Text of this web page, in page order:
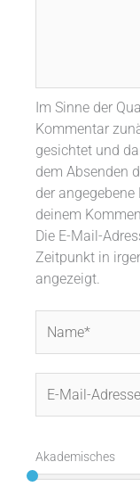
Im Sinne der
Kommentar
gesichtet und
dem Absenden
der
deinem
Die E-Mail-
Zeitpunkt in
angezeigt.
Mail-
Akademisches